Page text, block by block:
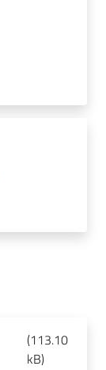
(113.10
kB)